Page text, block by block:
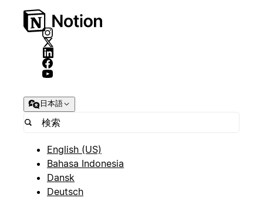
日本語
English (US)
Bahasa Indonesia
Dansk
Deutsch